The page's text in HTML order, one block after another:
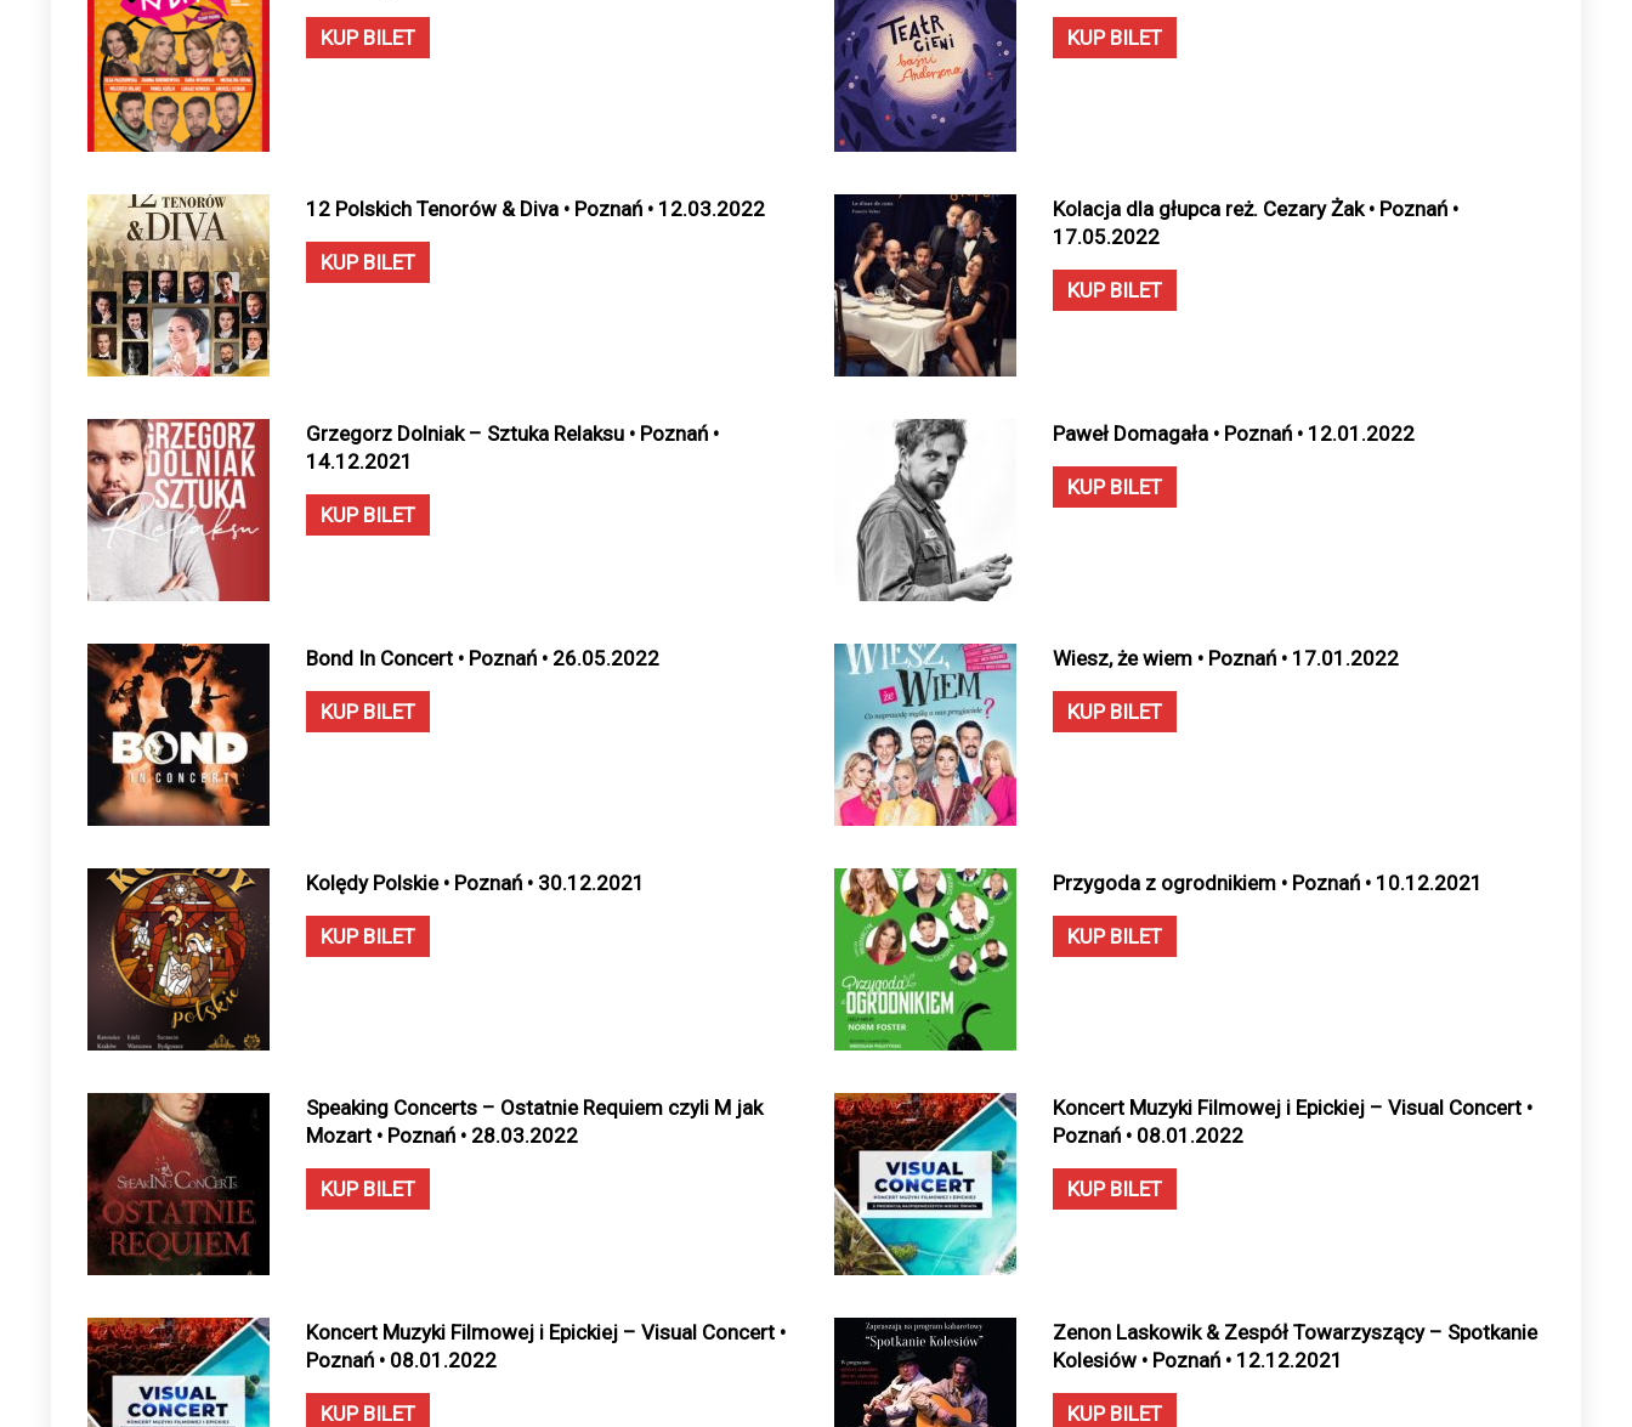
KUP BILET KUP BILET
12 Polskich Tenorów & Diva • Poznań • 12.03.2022
KUP BILET
Kolacja dla głupca reż. Cezary Żak • Poznań •
17.05.2022
KUP BILET
Grzegorz Dolniak – Sztuka Relaksu • Poznań •
14.12.2021
KUP BILET
Paweł Domagała • Poznań • 12.01.2022
KUP BILET
Bond In Concert • Poznań • 26.05.2022
KUP BILET
Wiesz, że wiem • Poznań • 17.01.2022
KUP BILET
Kolędy Polskie • Poznań • 30.12.2021
KUP BILET
Przygoda z ogrodnikiem • Poznań • 10.12.2021
KUP BILET
Speaking Concerts – Ostatnie Requiem czyli M jak
Mozart • Poznań • 28.03.2022
KUP BILET
Koncert Muzyki Filmowej i Epickiej – Visual Concert •
Poznań • 08.01.2022
KUP BILET
Koncert Muzyki Filmowej i Epickiej – Visual Concert •
Poznań • 08.01.2022
KUP BILET
Zenon Laskowik & Zespół Towarzyszący – Spotkanie
Kolesiów • Poznań • 12.12.2021
KUP BILET